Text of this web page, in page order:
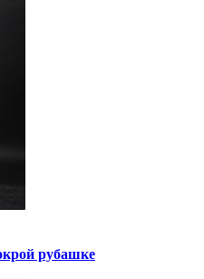
рубашке